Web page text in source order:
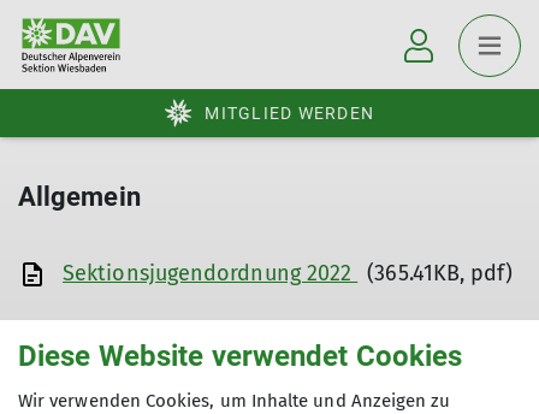
MITGLIED WERDEN
Allgemein
Sektionsjugendordnung 2022 (365.41KB, pdf)
Diese Website verwendet Cookies
Wir verwenden Cookies, um Inhalte und Anzeigen zu